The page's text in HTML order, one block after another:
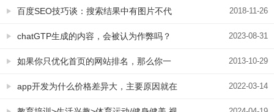
SEO、营销环节 2018-11-26
百度SEO技巧谈：搜索结果中有图片不代
表可以提交LOGO 2023-08-31
chatGTP生成的内容，会被认为作弊吗？
2013-10-29
如果你只优化首页的网站排名，那么你一
定OUT了！ 2022-03-14
app开发为什么价格差异大，主要原因就在